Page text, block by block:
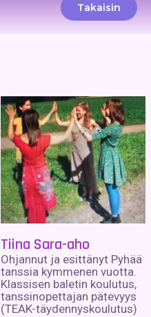
Takaisin
Tiina Sara-aho
Ohjannut ja esittänyt Pyhää
tanssia kymmenen vuotta.
Klassisen baletin koulutus,
tanssinopettajan pätevyys
(TEAK-täydennyskoulutus)